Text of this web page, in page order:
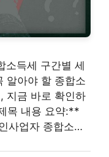
득세 구간별 세
알아야 할 종합소
지금 바로 확인하
내용 요약:**
사업자 종합소…